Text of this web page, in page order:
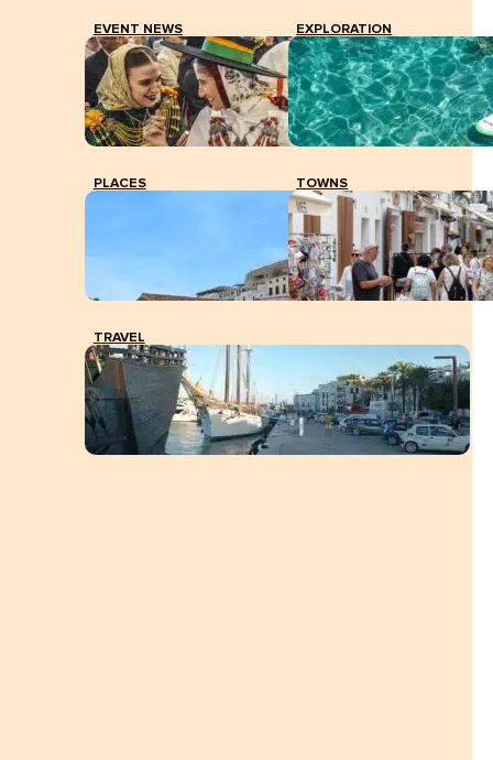
EVENT NEWS EXPLORATION
PLACES TOWNS
TRAVEL